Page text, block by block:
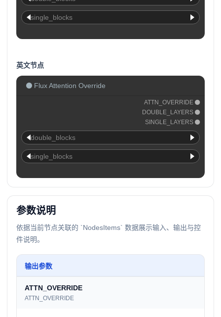
single_blocks
英文节点
Flux Attention Override
ATTN_OVERRIDE
DOUBLE_LAYERS
SINGLE_LAYERS
double_blocks
single_blocks
参数说明
依据当前节点关联的 `NodesItems` 数据展示输入、输出与控
件说明。
输出参数
ATTN_OVERRIDE
ATTN_OVERRIDE